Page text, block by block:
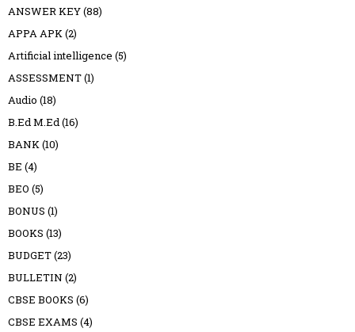
ANSWER KEY(88)
APPA APK(2)
Artificial intelligence (5)
ASSESSMENT(1)
Audio (18)
B.Ed M.Ed(16)
BANK(10)
BE (4)
BEO (5)
BONUS (1)
BOOKS (13)
BUDGET(23)
BULLETIN (2)
CBSE BOOKS (6)
CBSE EXAMS (4)